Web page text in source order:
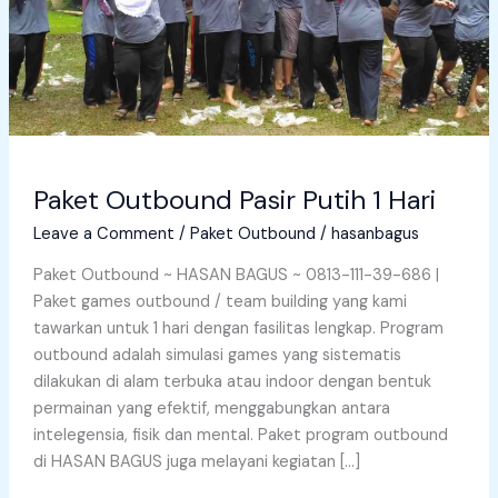
Paket Outbound Pasir Putih 1 Hari
Leave a Comment / Paket Outbound / hasanbagus
Paket Outbound ~ HASAN BAGUS ~ 0813-111-39-686 |
Paket games outbound / team building yang kami
tawarkan untuk 1 hari dengan fasilitas lengkap. Program
outbound adalah simulasi games yang sistematis
dilakukan di alam terbuka atau indoor dengan bentuk
permainan yang efektif, menggabungkan antara
intelegensia, fisik dan mental. Paket program outbound
di HASAN BAGUS juga melayani kegiatan […]